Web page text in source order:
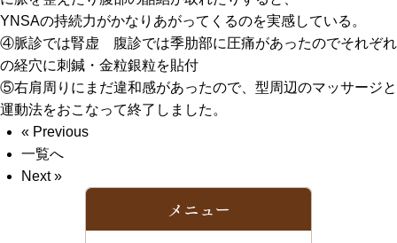
YNSAの持続力がかなりあがってくるのを実感している。
④脈診では腎虚 腹診では季肋部に圧痛があったのでそれぞれ
の経穴に刺鍼・金粒銀粒を貼付
⑤右肩周りにまだ違和感があったので、型周辺のマッサージと
運動法をおこなって終了しました。
« Previous
一覧へ
Next »
メニュー